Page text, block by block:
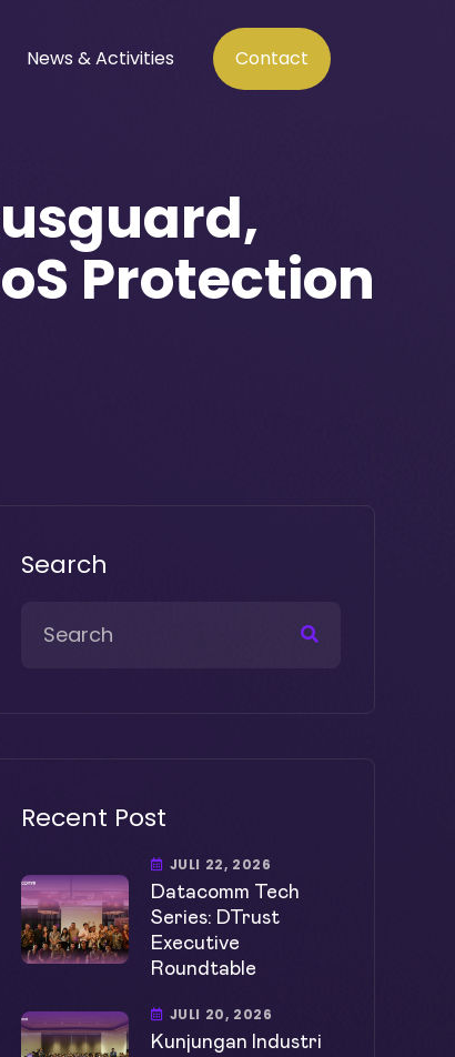
News & Activities Contact
Protection
Search
Recent Post
JULI 22, 2026
Datacomm Tech
Series: DTrust
Executive
Roundtable
JULI 20, 2026
Kunjungan Industri